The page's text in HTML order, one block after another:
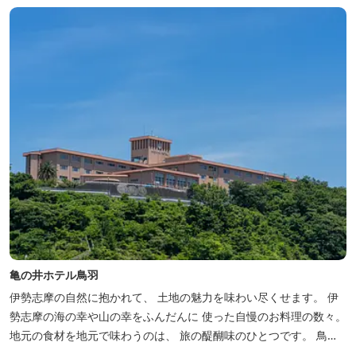
亀の井ホテル鳥羽
伊勢志摩の自然に抱かれて、 土地の魅力を味わい尽くせます。 伊
勢志摩の海の幸や山の幸をふんだんに 使った自慢のお料理の数々。
地元の食材を地元で味わうのは、 旅の醍醐味のひとつです。 鳥羽